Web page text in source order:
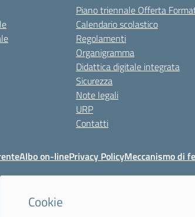
Cookie
Piano triennale Offerta
Calendario scolastico
Regolamenti
Organigramma
Didattica digitale integrata
Sicurezza
Note legali
URP
Contatti
Albo on-linePrivacy PolicyMeccanismo di